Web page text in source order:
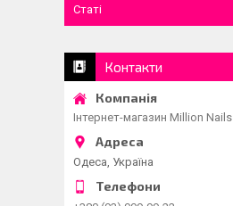
Статі
Контакти
Інтернет-магазин Million Nails
Одеса, Україна